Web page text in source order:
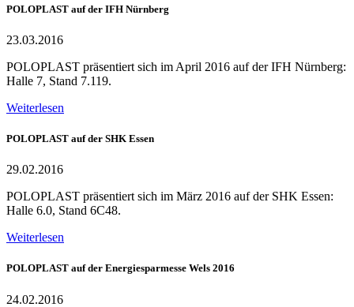
POLOPLAST auf der IFH Nürnberg
23.03.2016
POLOPLAST präsentiert sich im April 2016 auf der IFH Nürnberg:
Halle 7, Stand 7.119.
Weiterlesen
POLOPLAST auf der SHK Essen
29.02.2016
POLOPLAST präsentiert sich im März 2016 auf der SHK Essen:
Halle 6.0, Stand 6C48.
Weiterlesen
POLOPLAST auf der Energiesparmesse Wels 2016
24.02.2016